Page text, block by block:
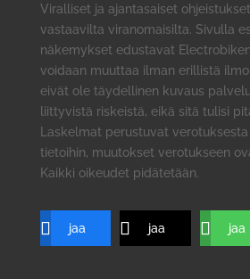
Viralliset ja ajantasaiset
vastaavilta viranomaisilta. Sivulla
näkemykset edustavat
voidaan muuttaa ilman erillistä
eivät ole täydellinen kuvaus
liittyvistä riskeistä, eikä sitä tulisi
Laskelmat perustuvat
tietoihin, muutokset verotukseen
Kaikki oikeudet pidätetään.
jaa jaa jaa